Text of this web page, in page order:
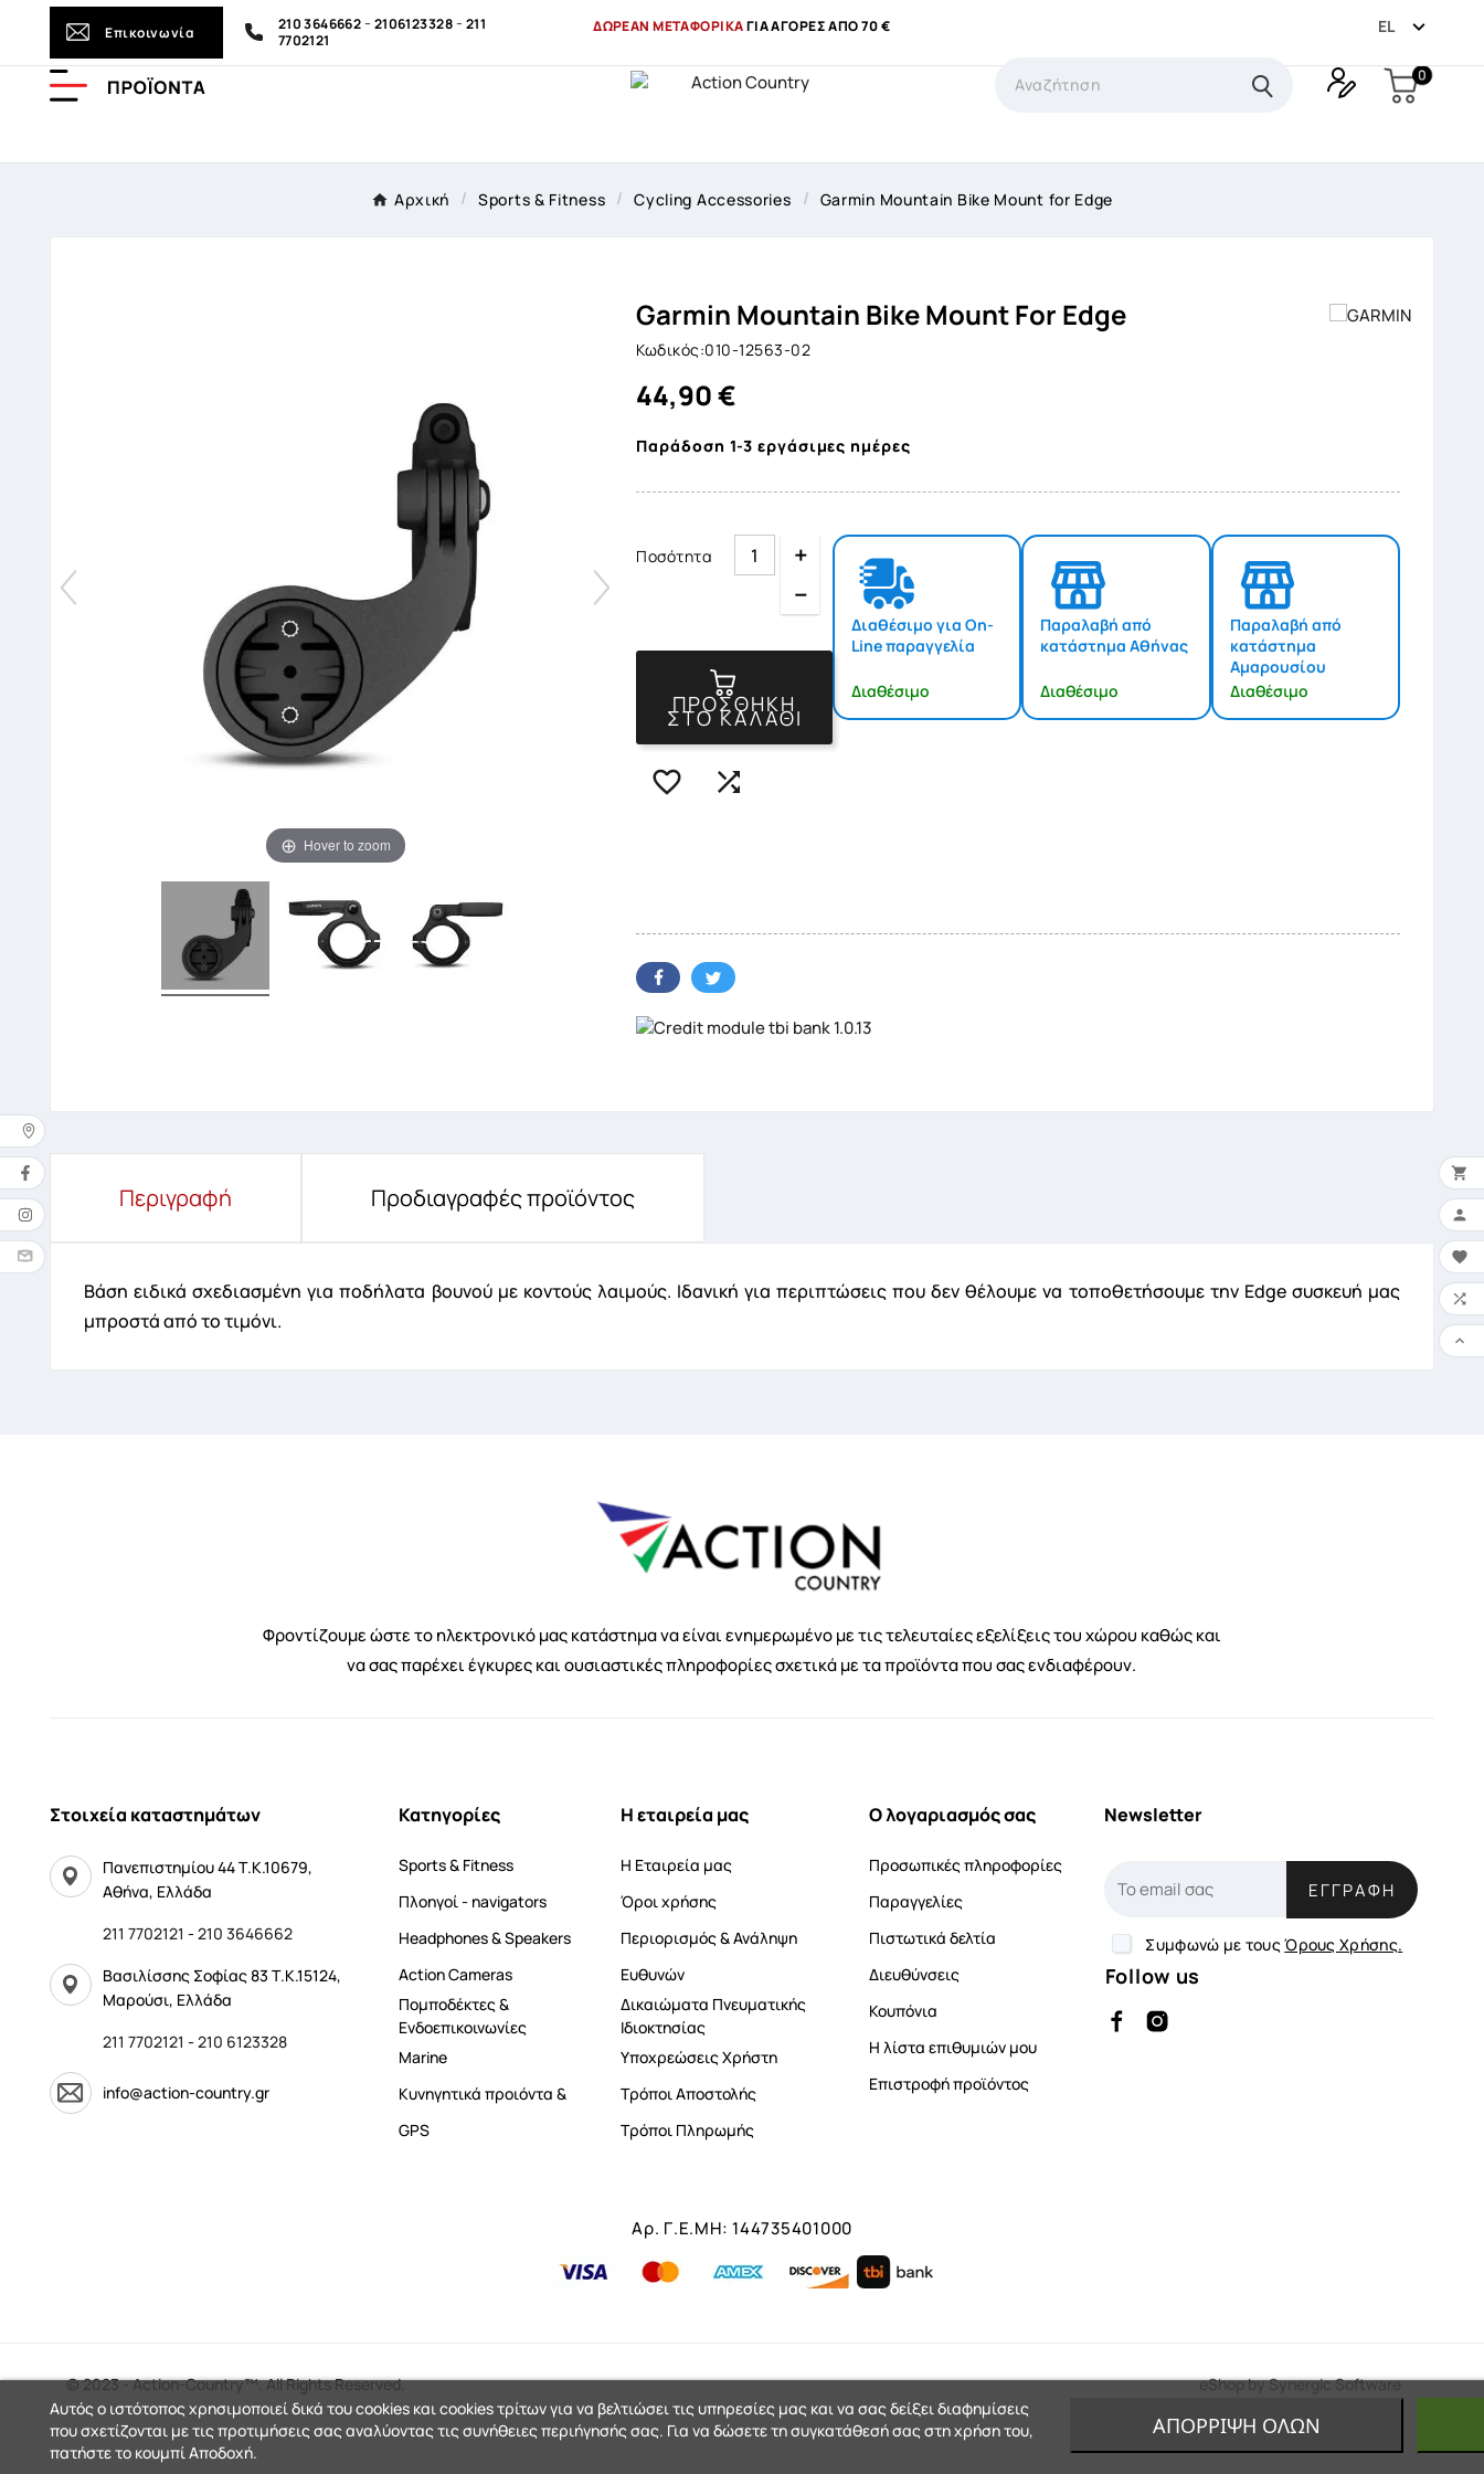
Επικοινωνία 210 3646662- 2106123328- 211
7702121
ΔΩΡΕΑΝ ΜΕΤΑΦΟΡΙΚΑΓΙΑ ΑΓΟΡΕΣ ΑΠΟ 70 € EL 
0
Αρχική Sports & Fitness Cycling Accessories Garmin Mountain Bike Mount for Edge
Hover to zoom
Garmin Mountain Bike Mount For Edge
Κωδικός:010-12563-02
44,90 €
Παράδοση 1-3 εργάσιμες ημέρες
Ποσότητα
Quantity
Quantity
ΠΡΟΣΘΉΚΗ
ΣΤΟ ΚΑΛΆΘΙ
 
Διαθέσιμο για On-
Line παραγγελία
Διαθέσιμο
Παραλαβή από
κατάστημα Αθήνας
Διαθέσιμο
Παραλαβή από
κατάστημα
Αμαρουσίου
Διαθέσιμο
Περιγραφή Προδιαγραφές προϊόντος
Βάση ειδικά σχεδιασμένη για ποδήλατα βουνού με κοντούς λαιμούς. Ιδανική για περιπτώσεις που δεν θέλουμε να τοποθετήσουμε την Εdge συσκευή μας
μπροστά από το τιμόνι.
Φροντίζουμε ώστε το ηλεκτρονικό μας κατάστημα να είναι ενημερωμένο με τις τελευταίες εξελίξεις του χώρου καθώς και
να σας παρέχει έγκυρες και ουσιαστικές πληροφορίες σχετικά με τα προϊόντα που σας ενδιαφέρουν.
Στοιχεία καταστημάτων
Πανεπιστημίου 44 Τ.Κ.10679,
Αθήνα, Ελλάδα
211 7702121 - 210 3646662
Βασιλίσσης Σοφίας 83 Τ.Κ.15124,
Μαρούσι, Ελλάδα
211 7702121 - 210 6123328
info@action-country.gr
Κατηγορίες
Sports & Fitness
Πλοηγοί - navigators
Headphones & Speakers
Αction Cameras
Πομποδέκτες &
Ενδοεπικοινωνίες
Marine
Κυνηγητικά προιόντα &
GPS
Η εταιρεία μας
Η Εταιρεία μας
Όροι χρήσης
Περιορισμός & Ανάληψη
Ευθυνών
Δικαιώματα Πνευματικής
Ιδιοκτησίας
Υποχρεώσεις Χρήστη
Τρόποι Αποστολής
Τρόποι Πληρωμής
Ο λογαριασμός σας
Προσωπικές πληροφορίες
Παραγγελίες
Πιστωτικά δελτία
Διευθύνσεις
Κουπόνια
Η λίστα επιθυμιών μου
Επιστροφή προϊόντος
Newsletter
ΕΓΓΡΑΦΉ
Συμφωνώ με τουςΌρους Χρήσης.
Follow us
Αρ. Γ.Ε.ΜΗ: 144735401000
Αυτός ο ιστότοπος χρησιμοποιεί δικά του cookies και cookies τρίτων για να βελτιώσει τις υπηρεσίες μας και να σας δείξει διαφημίσεις
που σχετίζονται με τις προτιμήσεις σας αναλύοντας τις συνήθειες περιήγησής σας. Για να δώσετε τη συγκατάθεσή σας στη χρήση του,
πατήστε το κουμπί Αποδοχή.
ΑΠΌΡΡΙΨΗ ΌΛΩΝ


Ο



© 2023 - Action-Country™. All Rights Reserved. eShop by Synergic Software